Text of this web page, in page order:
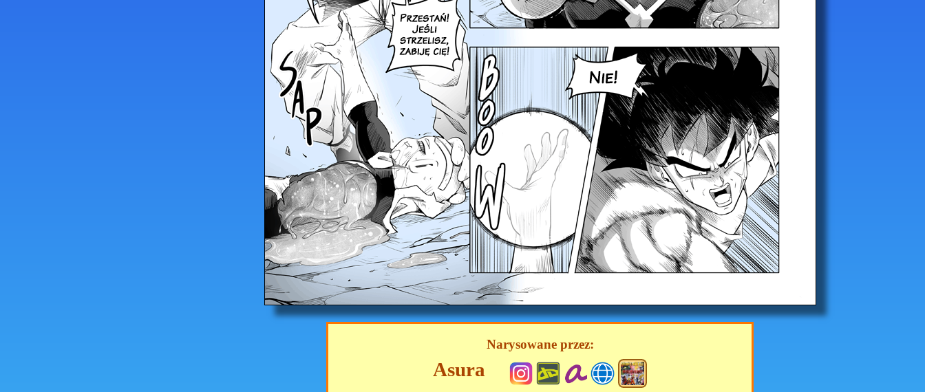
Narysowane przez:
Asura